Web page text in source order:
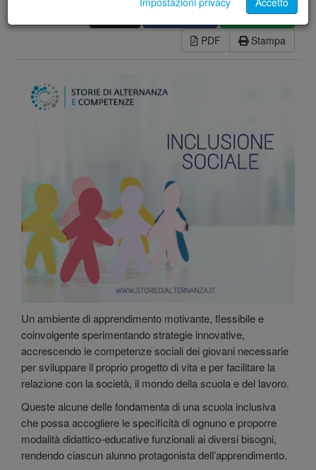
Whatsapp
PDF
Stampa
Un ambiente di apprendimento motivante, flessibile e
coinvolgente sperimentando strategie innovative,
accrescendo le competenze sociali dei giovani necessarie
per sviluppare il proprio progetto di vita e per facilitare la
relazione con la società, il mondo della scuola e del lavoro.
Queste alcune delle fondamenta di una scuola inclusiva
che possa accogliere le specificità di ognuno e proporre
modalità didattico-educative funzionali ai diversi bisogni,
rendendo ciascun alunno protagonista dell’apprendimento.